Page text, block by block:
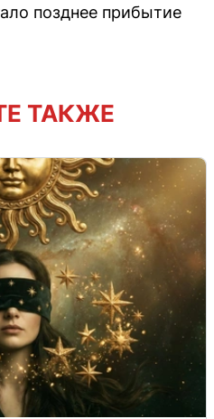
позднее прибытие
ТАКЖЕ